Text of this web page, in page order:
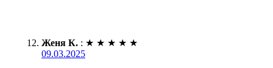
Женя К. : ★ ★ ★ ★ ★
09.03.2025